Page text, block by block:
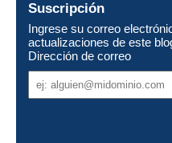
Suscripción
Ingrese su correo
actualizaciones de este
Dirección de correo
Dirección
de